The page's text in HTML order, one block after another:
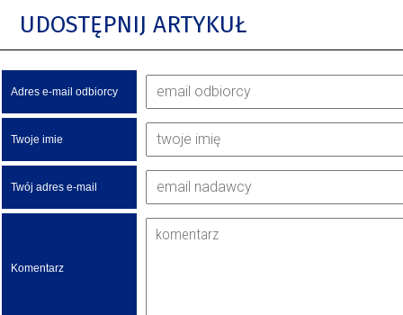
UDOSTĘPNIJ ARTYKUŁ
Adres e-mail odbiorcy
Twoje imie
Twój adres e-mail
Komentarz